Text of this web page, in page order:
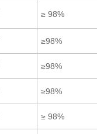
≥ 98%
≥98%
≥98%
≥98%
≥ 98%